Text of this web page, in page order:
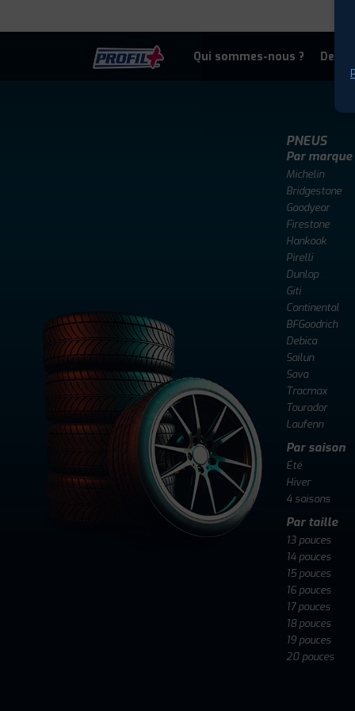
Qui sommes-nous ?
PNEUS
Par marque
Michelin
Bridgestone
Goodyear
Firestone
Hankook
Pirelli
Dunlop
Giti
Continental
BFGoodrich
Debica
Sailun
Sava
Tracmax
Tourador
Laufenn
Par saison
Été
Hiver
4 saisons
Par taille
13 pouces
14 pouces
15 pouces
16 pouces
17 pouces
18 pouces
19 pouces
20 pouces